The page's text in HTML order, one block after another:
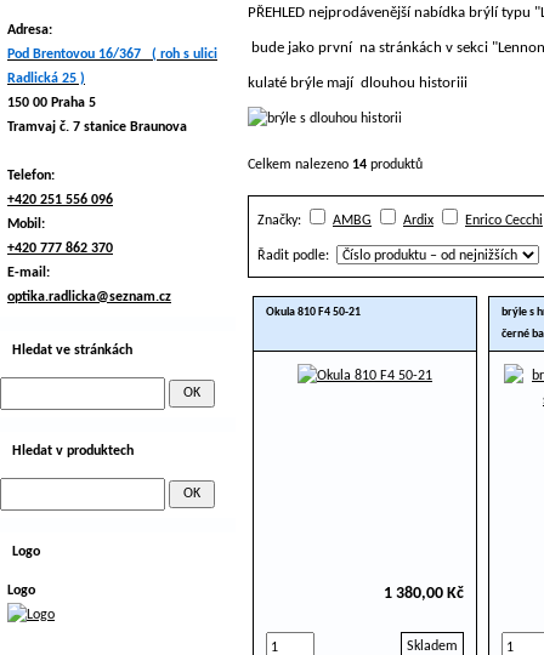
PŘEHLED nejprodávenější nabídka brýlí typu
bude jako první na stránkách v sekci
kulaté brýle mají dlouhou historiii
Celkem nalezeno 14 produktů
Značky: AMBG Ardix Enrico Cecchi
Řadit podle:
Okula 810 F4 50-21
1 380,00 Kč
Skladem
brýle s
černé
Adresa:
Pod Brentovou 16/367 ( roh s ulici
Radlická 25 )
150 00 Praha 5
Tramvaj č. 7 stanice Braunova
Telefon:
+420 251 556 096
Mobil:
+420 777 862 370
E-mail:
optika.radlicka@seznam.cz
Hledat ve stránkách
Hledat v produktech
Logo
Logo